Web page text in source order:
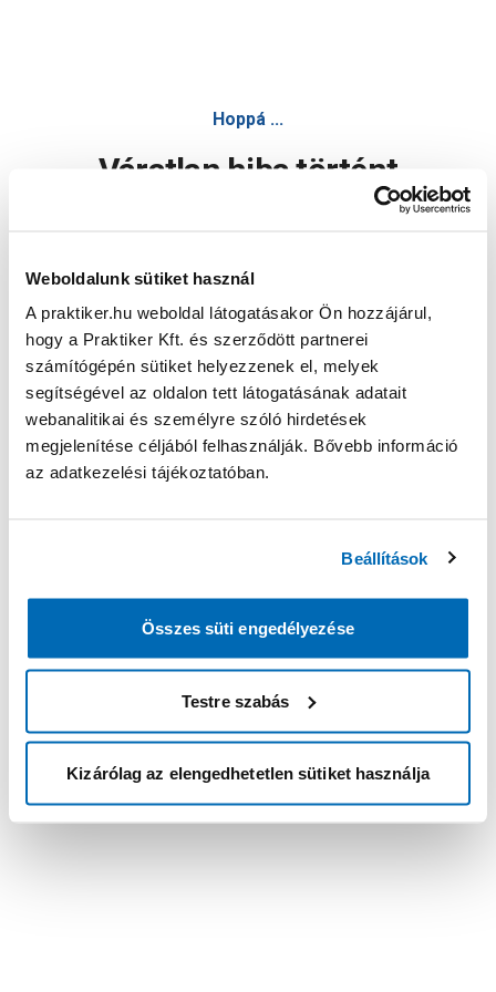
Weboldalunk sütiket használ
A praktiker.hu weboldal látogatásakor Ön hozzájárul,
hogy a Praktiker Kft. és szerződött partnerei
számítógépén sütiket helyezzenek el, melyek
segítségével az oldalon tett látogatásának adatait
webanalitikai és személyre szóló hirdetések
megjelenítése céljából felhasználják. Bővebb információ
az adatkezelési tájékoztatóban.
Beállítások
Összes süti engedélyezése
Testre szabás
Kizárólag az elengedhetetlen sütiket használja
Hoppá ...
Váratlan hiba történt
Oldal újratöltése